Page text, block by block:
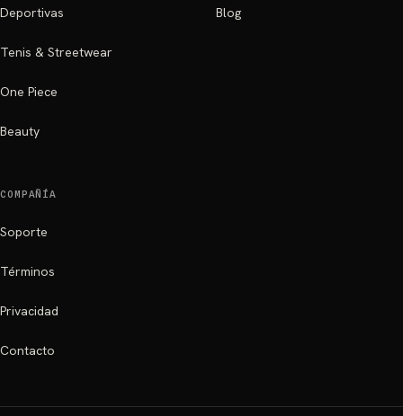
Deportivas
Tenis & Streetwear
One Piece
Beauty
Blog
COMPAÑÍA
Soporte
Términos
Privacidad
Contacto